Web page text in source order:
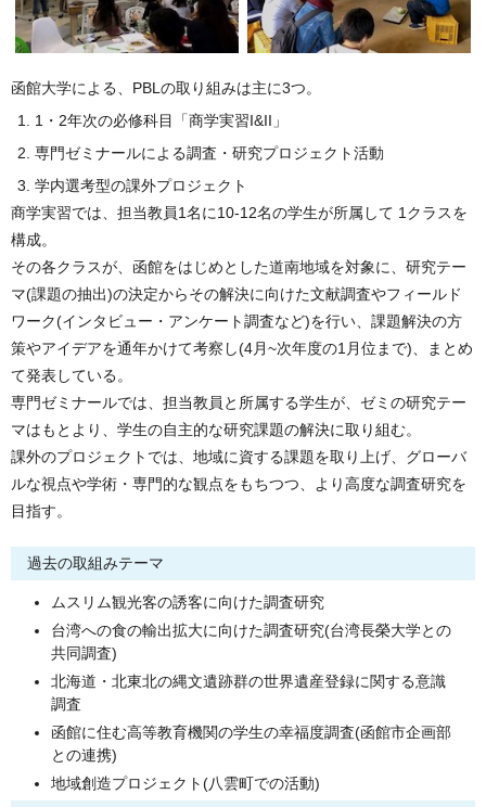
函館大学による、PBLの取り組みは主に3つ。
1・2年次の必修科目「商学実習I&II」
専門ゼミナールによる調査・研究プロジェクト活動
学内選考型の課外プロジェクト
商学実習では、担当教員1名に10-12名の学生が所属して 1クラスを
構成。
その各クラスが、函館をはじめとした道南地域を対象に、研究テー
マ(課題の抽出)の決定からその解決に向けた文献調査やフィールド
ワーク(インタビュー・アンケート調査など)を行い、課題解決の方
策やアイデアを通年かけて考察し(4月~次年度の1月位まで)、まとめ
て発表している。
専門ゼミナールでは、担当教員と所属する学生が、ゼミの研究テー
マはもとより、学生の自主的な研究課題の解決に取り組む。
課外のプロジェクトでは、地域に資する課題を取り上げ、グローバ
ルな視点や学術・専門的な観点をもちつつ、より高度な調査研究を
目指す。
過去の取組みテーマ
ムスリム観光客の誘客に向けた調査研究
台湾への食の輸出拡大に向けた調査研究(台湾長榮大学との
共同調査)
北海道・北東北の縄文遺跡群の世界遺産登録に関する意識
調査
函館に住む高等教育機関の学生の幸福度調査(函館市企画部
との連携)
地域創造プロジェクト(八雲町での活動)